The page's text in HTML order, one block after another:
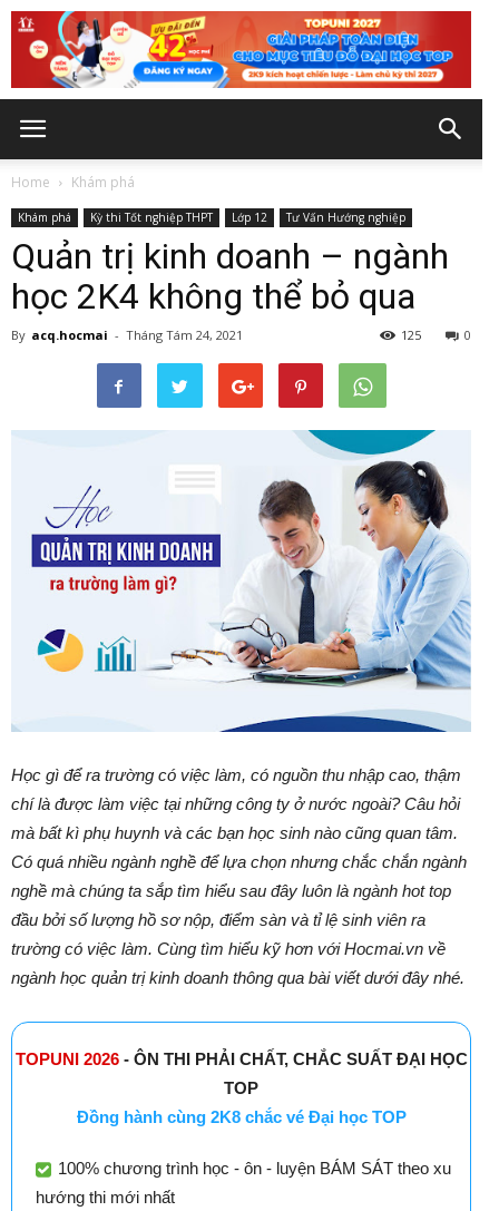
Home Khám phá
Khám phá Kỳ thi Tốt nghiệp THPT Lớp 12 Tư Vấn Hướng nghiệp
Quản trị kinh doanh – ngành
học 2K4 không thể bỏ qua
By acq.hocmai - Tháng Tám 24, 2021 0
125
Học gì để ra trường có việc làm, có nguồn thu nhập cao, thậm
chí là được làm việc tại những công ty ở nước ngoài? Câu hỏi
mà bất kì phụ huynh và các bạn học sinh nào cũng quan tâm.
Có quá nhiều ngành nghề để lựa chọn nhưng chắc chắn ngành
nghề mà chúng ta sắp tìm hiểu sau đây luôn là ngành hot top
đầu bởi số lượng hồ sơ nộp, điểm sàn và tỉ lệ sinh viên ra
trường có việc làm. Cùng tìm hiểu kỹ hơn với Hocmai.vn về
ngành học quản trị kinh doanh thông qua bài viết dưới đây nhé.
TOPUNI 2026- ÔN THI PHẢI CHẤT, CHẮC SUẤT ĐẠI HỌC
TOP
Đồng hành cùng 2K8 chắc vé Đại học TOP
100% chương trình học - ôn - luyện BÁM SÁT theo xu
hướng thi mới nhất